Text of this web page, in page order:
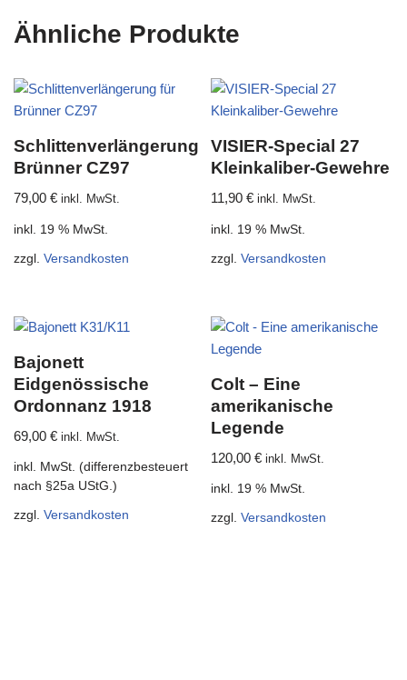
Ähnliche Produkte
Schlittenverlängerung
Brünner CZ97
79,00 € inkl. MwSt.
inkl. 19 % MwSt.
zzgl. Versandkosten
VISIER-Special 27
Kleinkaliber-Gewehre
11,90€ inkl. MwSt.
inkl. 19 % MwSt.
zzgl.Versandkosten
Bajonett
Eidgenössische
Ordonnanz 1918
69,00 € inkl. MwSt.
inkl. MwSt. (differenzbesteuert
nach §25a UStG.)
zzgl. Versandkosten
Colt – Eine
amerikanische
Legende
120,00€ inkl. MwSt.
inkl. 19 % MwSt.
zzgl.Versandkosten